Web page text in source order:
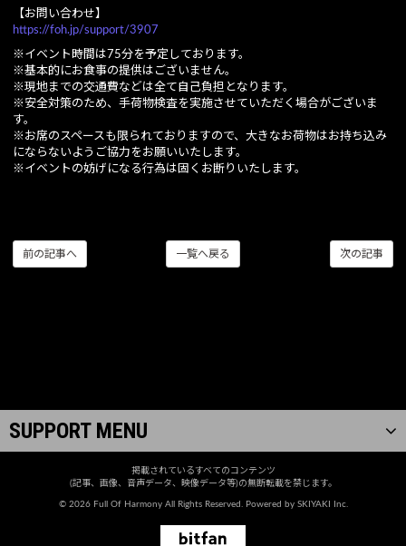
【お問い合わせ】
https://foh.jp/support/3907
※イベント時間は75分を予定しております。
※基本的にお食事の提供はございません。
※現地までの交通費などは全て自己負担となります。
※安全対策のため、手荷物検査を実施させていただく場合がございま
す。
※お席のスペースも限られておりますので、大きなお荷物はお持ち込み
にならないようご協力をお願いいたします。
※イベントの妨げになる行為は固くお断りいたします。
次の記事
一覧へ戻る
前の記事へ
SUPPORT MENU
掲載されているすべてのコンテンツ
(記事、画像、音声データ、映像データ等)の無断転載を禁じます。
© 2026 Full Of Harmony All Rights Reserved. Powered by SKIYAKI Inc.